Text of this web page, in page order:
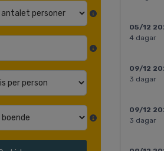
05/12
4 dagar
09/12
3 dagar
09/12
3 dagar